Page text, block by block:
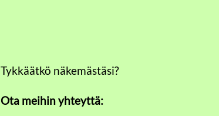
Tykkäätkö näkemästäsi?
Ota meihin yhteyttä: